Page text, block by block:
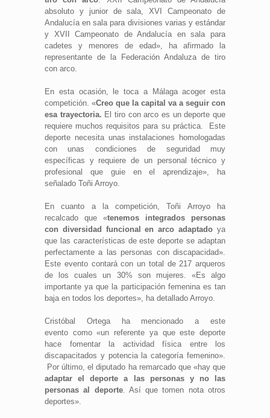
absoluto y junior de sala, XVI Campeonato de
Andalucía en sala para divisiones varias y estándar
y XVII Campeonato de Andalucía en sala para
cadetes y menores de edad», ha afirmado la
representante de la Federación Andaluza de tiro
con arco.
En esta ocasión, le toca a Málaga acoger esta
competición. «Creo que la capital va a seguir con
esa trayectoria. El tiro con arco es un deporte que
requiere muchos requisitos para su práctica. Este
deporte necesita unas instalaciones homologadas
con unas condiciones de seguridad muy
específicas y requiere de un personal técnico y
profesional que guie en el aprendizaje», ha
señalado Toñi Arroyo.
En cuanto a la competición, Toñi Arroyo ha
recalcado que «tenemos integrados personas
con diversidad funcional en arco adaptado ya
que las características de este deporte se adaptan
perfectamente a las personas con discapacidad».
Este evento contará con un total de 217 arqueros
de los cuales un 30% son mujeres. «Es algo
importante ya que la participación femenina es tan
baja en todos los deportes», ha detallado Arroyo.
Cristóbal Ortega ha mencionado a este
evento como «un referente ya que este deporte
hace fomentar la actividad física entre los
discapacitados y potencia la categoría femenino».
Por último, el diputado ha remarcado que «hay que
adaptar el deporte a las personas y no las
personas al deporte. Así que tomen nota otros
deportes».